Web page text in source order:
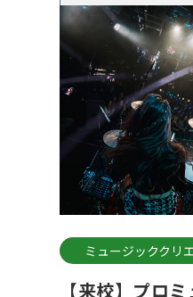
ミュージッククリ
【来校】プロ